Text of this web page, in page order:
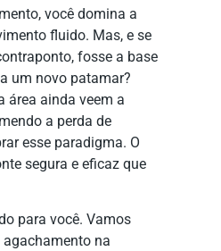
você domina a
fluido. Mas, e se
fosse a base
um novo patamar?
área ainda veem a
a perda de
esse paradigma. O
segura e eficaz que
para você. Vamos
na